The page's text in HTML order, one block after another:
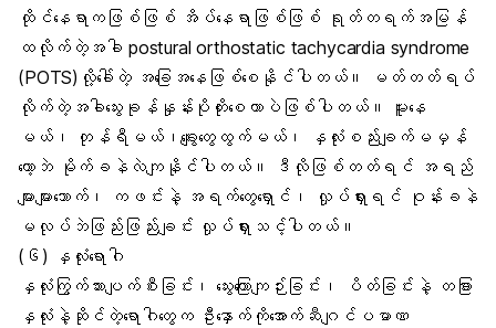
ထိုင်နေရာကဖြစ်ဖြစ် အိပ်နေရာဖြစ်ဖြစ် ရုတ်တရက်အမြန်
ထလိုက်တဲ့အခါ postural orthostatic tachycardia syndrome
(POTS)လို့ခေါ်တဲ့ အခြေအနေဖြစ်စေနိုင်ပါတယ်။ မတ်တတ်ရပ်
လိုက်တဲ့အခါသွေးခုန်နှုန်းပိုတိုးစေတာပဲဖြစ်ပါတယ်။ မူးနေ
မယ်၊ တုန်ရီမယ်၊ချွေးတွေထွက်မယ်၊ နှလုံးစည်းချက်မမှန်
တော့ဘဲ မိုက်ခနဲလဲကျနိုင်ပါတယ်။ ဒီလိုဖြစ်တတ်ရင် အရည်
များများသောက်၊ ကဖင်းနဲ့ အရက်တွေရှောင်၊ လှုပ်ရှားရင် ဝုန်းခနဲ
မလုပ်ဘဲဖြည်းဖြည်းချင်း လှုပ်ရှားသင့်ပါတယ်။
(၆)
နှလုံးရောဂါ
နှလုံးကြွက်သားပျက်စီးခြင်း၊ သွေးကြောကျဉ်းခြင်း၊ ပိတ်ခြင်းနဲ့ တခြား
နှလုံးနဲ့ဆိုင်တဲ့ရောဂါတွေက ဦးနှောက်ကိုအောက်ဆီဂျင်ပမာဏ